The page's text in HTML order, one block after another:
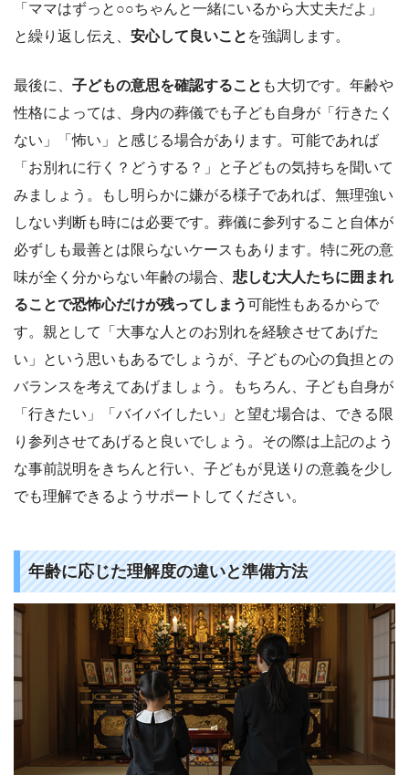
「ママはずっと○○ちゃんと一緒にいるから大丈夫だよ」
と繰り返し伝え、 安心して良いこと を強調します。
最後に、 子どもの意思を確認すること も大切です。年齢や
性格によっては、身内の葬儀でも子ども自身が「行きたく
ない」「怖い」と感じる場合があります。可能であれば
「お別れに行く？どうする？」と子どもの気持ちを聞いて
みましょう。もし明らかに嫌がる様子であれば、無理強い
しない判断も時には必要です。葬儀に参列すること自体が
必ずしも最善とは限らないケースもあります。特に死の意
味が全く分からない年齢の場合、 悲しむ大人たちに囲まれ
ることで恐怖心だけが残ってしまう可能性もあるからで
す。親として「大事な人とのお別れを経験させてあげた
い」という思いもあるでしょうが、子どもの心の負担との
バランスを考えてあげましょう。もちろん、子ども自身が
「行きたい」「バイバイしたい」と望む場合は、できる限
り参列させてあげると良いでしょう。その際は上記のよう
な事前説明をきちんと行い、子どもが見送りの意義を少し
でも理解できるようサポートしてください。
年齢に応じた理解度の違いと準備方法